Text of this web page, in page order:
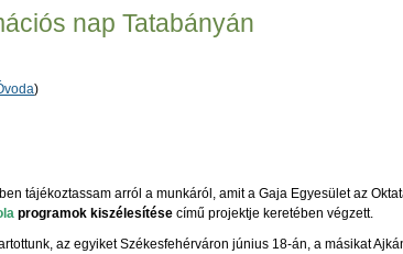
nap Tatabányán
)
tájékoztassam arról a munkáról, amit a Gaja Egyesület az
programok kiszélesítése című projektje keretében végzett.
az egyiket Székesfehérváron június 18-án, a másikat